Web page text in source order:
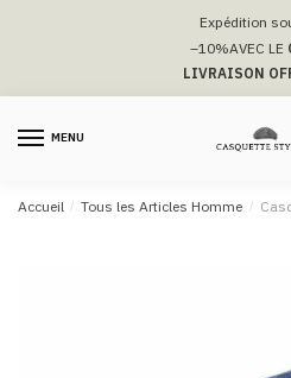
navigation
Expédition
–10%AVEC LE
LIVRAISON
MENU
Accueil / Tous les Articles Homme /